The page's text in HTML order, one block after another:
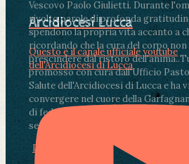
Vescovo Paolo Giulietti. Durante
rivolto parole di profonda
spendono la propria vita accanto a
ricordando che la cura del corpo non
prescindere dal ristoro dell'anima..
promosso con cura dall'Ufficio
Salute dell'Arcidiocesi di Lucca e ha
convergere nel cuore della
di fedeli, operatori sanitari,
segnate dalla malattia.
Photo
Arcidiocesi Lucca
Questo è il canale ufficiale youtube
dell'Arcidiocesi di Lucca